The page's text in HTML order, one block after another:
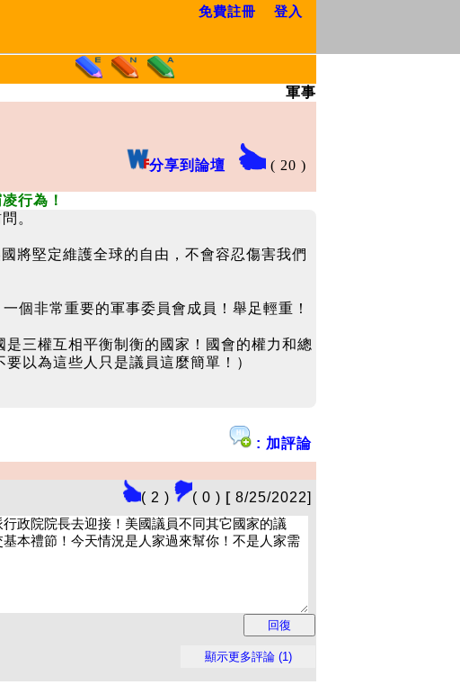
免費註冊 登入
軍事
分享到論壇 ( 20 )
行為！
。
將堅定維護全球的自由，不會容忍傷害我們
個非常重要的軍事委員會成員！舉足輕重！
三權互相平衡制衡的國家！國會的權力和總
以為這些人只是議員這麼簡單！）
: 加評論
( 2 ) ( 0 ) [ 8/25/2022]